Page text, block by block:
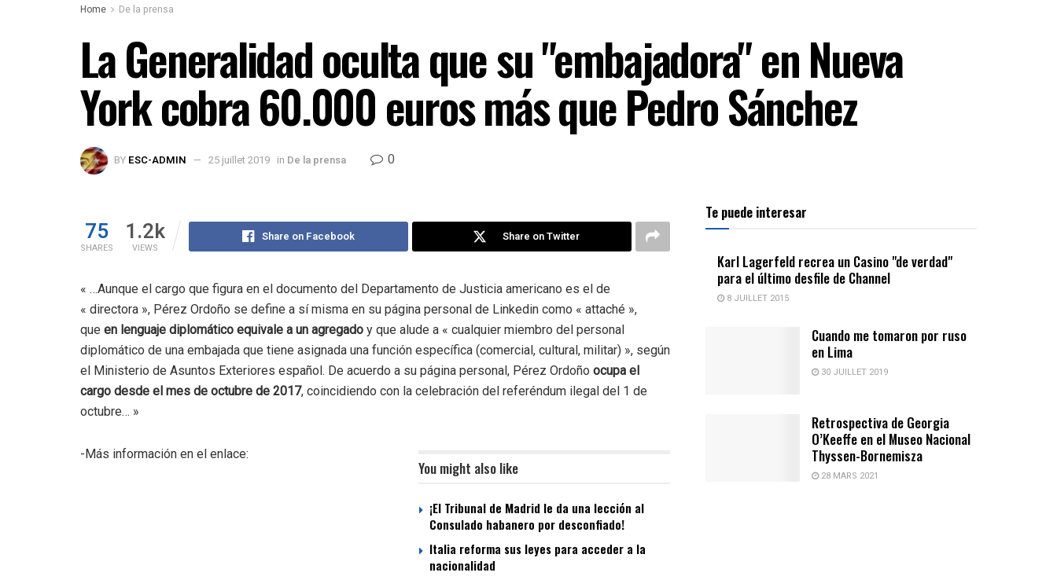
Home De la prensa
La Generalidad oculta que su "embajadora" en Nueva
York cobra 60.000 euros más que Pedro Sánchez
BY ESC-ADMIN 25 juillet 2019 in De la prensa 0
75
SHARES
1.2k
VIEWS
Share on Facebook Share on Twitter
« …Aunque el cargo que figura en el documento del Departamento de Justicia americano es el de
« directora », Pérez Ordoño se define a sí misma en su página personal de Linkedin como « attaché »,
que en lenguaje diplomático equivale a un agregado y que alude a « cualquier miembro del personal
diplomático de una embajada que tiene asignada una función específica (comercial, cultural, militar) », según
el Ministerio de Asuntos Exteriores español. De acuerdo a su página personal, Pérez Ordoño ocupa el
cargo desde el mes de octubre de 2017, coincidiendo con la celebración del referéndum ilegal del 1 de
octubre… »
You might also like
¡El Tribunal de Madrid le da una lección al
Consulado habanero por desconfiado!
Italia reforma sus leyes para acceder a la
nacionalidad
-Más información en el enlace:
Te puede interesar
Karl Lagerfeld recrea un Casino "de verdad"
para el último desfile de Channel
8 JUILLET 2015
Cuando me tomaron por ruso
en Lima
30 JUILLET 2019
Retrospectiva de Georgia
O’Keeffe en el Museo Nacional
Thyssen-Bornemisza
28 MARS 2021